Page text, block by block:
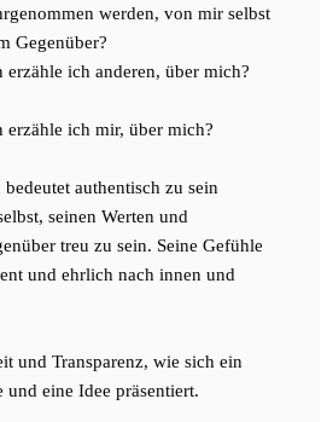
werden, von mir selbst
Gegenüber?
erzähle ich anderen, über mich?
erzähle ich mir, über mich?
authentisch zu sein
seinen Werten und
treu zu sein. Seine Gefühle
und ehrlich nach innen und
und Transparenz, wie sich ein
und eine Idee präsentiert.